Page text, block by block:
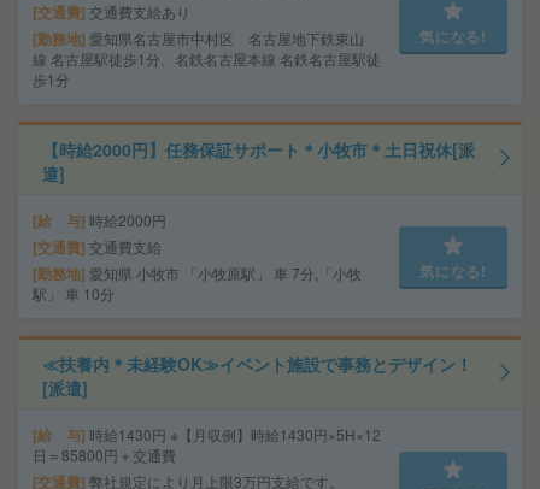
交通費 交通費支給あり
勤務地 愛知県名古屋市中村区 名古屋地下鉄東山
線 名古屋駅徒歩1分、名鉄名古屋本線 名鉄名古屋駅徒
歩1分
気になる!
【時給2000円】任務保証サポート＊小牧市＊土日祝休[派
遣]
給 与 時給2000円
交通費 交通費支給
勤務地 愛知県 小牧市 「小牧原駅」 車 7分,「小牧
駅」 車 10分
気になる!
≪扶養内＊未経験OK≫イベント施設で事務とデザイン！
[派遣]
給 与 時給1430円 ※【月収例】時給1430円×5H×12
日＝85800円＋交通費
交通費 弊社規定により月上限3万円支給です。